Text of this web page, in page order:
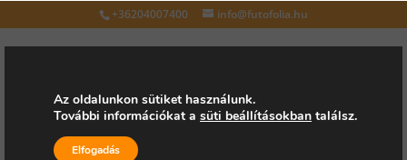
+36204007400 info@futofolia.hu
Válasszon oldalt
Az oldalunkon sütiket használunk.
További információkat a süti beállításokban találsz.
Elfogadás